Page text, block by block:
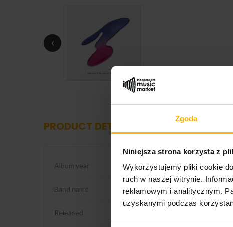
Zgoda
Niniejsza strona korzysta z
Wykorzystujemy pliki cookie
ruch w naszej witrynie.
reklamowym i analitycznym.
uzyskanymi podczas
‹
PRODUCT DETAILS
Album year 2026
Band name New Order
Released